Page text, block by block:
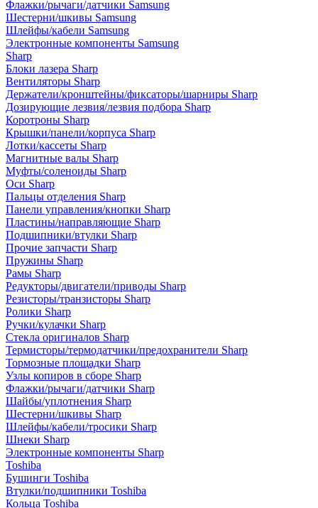
Флажки/рычаги/датчики Samsung
Шестерни/шкивы Samsung
Шлейфы/кабели Samsung
Электронные компоненты Samsung
Sharp
Блоки лазера Sharp
Вентиляторы Sharp
Держатели/кронштейны/фиксаторы/шарниры Sharp
Дозирующие лезвия/лезвия подбора Sharp
Коротроны Sharp
Крышки/панели/корпуса Sharp
Лотки/кассеты Sharp
Магнитные валы Sharp
Муфты/соленоиды Sharp
Оси Sharp
Пальцы отделения Sharp
Панели управления/кнопки Sharp
Пластины/направляющие Sharp
Подшипники/втулки Sharp
Прочие запчасти Sharp
Пружины Sharp
Рамы Sharp
Редукторы/двигатели/приводы Sharp
Резисторы/транзисторы Sharp
Ролики Sharp
Ручки/кулачки Sharp
Стекла оригиналов Sharp
Термисторы/термодатчики/предохранители Sharp
Тормозные площадки Sharp
Узлы копиров в сборе Sharp
Флажки/рычаги/датчики Sharp
Шайбы/уплотнения Sharp
Шестерни/шкивы Sharp
Шлейфы/кабели/тросики Sharp
Шнеки Sharp
Электронные компоненты Sharp
Toshiba
Бушинги Toshiba
Втулки/подшипники Toshiba
Кольца Toshiba